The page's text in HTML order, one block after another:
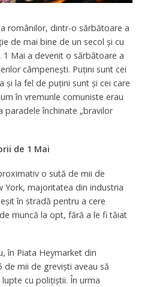
românilor, dintr-o sărbătoare a
de mai bine de un secol şi cu
1 Mai a devenit o sărbătoare a
câmpeneşti. Puţini sunt cei
şi la fel de puţini sunt şi cei care
în vremurile comuniste erau
paradele închinate „bravilor
de 1 Mai
o sută de mii de
York, majoritatea din industria
în stradă pentru a cere
muncă la opt, fără a le fi tăiat
în Piata Heymarket din
de mii de grevişti aveau să
cu poliţiştii. În urma